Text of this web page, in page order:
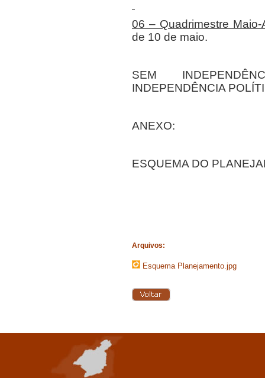
06 – Quadrimestre Maio-
de 10 de maio.
SEM
INDEPENDÊNCIA
ANEXO:
ESQUEMA DO
Arquivos:
Esquema Planejamento.jpg